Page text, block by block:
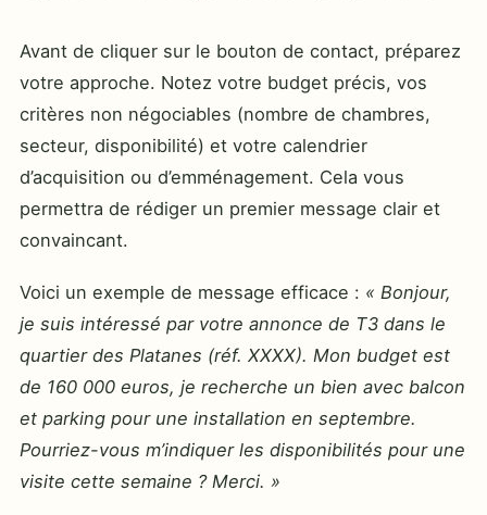
Avant de cliquer sur le bouton de contact, préparez
votre approche. Notez votre budget précis, vos
critères non négociables (nombre de chambres,
secteur, disponibilité) et votre calendrier
d’acquisition ou d’emménagement. Cela vous
permettra de rédiger un premier message clair et
convaincant.
Voici un exemple de message efficace : « Bonjour,
je suis intéressé par votre annonce de T3 dans le
quartier des Platanes (réf. XXXX). Mon budget est
de 160 000 euros, je recherche un bien avec balcon
et parking pour une installation en septembre.
Pourriez-vous m’indiquer les disponibilités pour une
visite cette semaine ? Merci. »